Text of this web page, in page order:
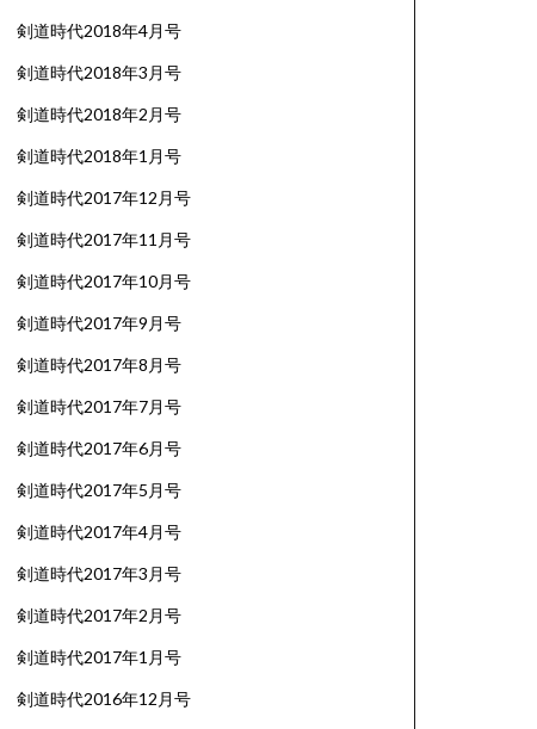
剣道時代2018年4月号
剣道時代2018年3月号
剣道時代2018年2月号
剣道時代2018年1月号
剣道時代2017年12月号
剣道時代2017年11月号
剣道時代2017年10月号
剣道時代2017年9月号
剣道時代2017年8月号
剣道時代2017年7月号
剣道時代2017年6月号
剣道時代2017年5月号
剣道時代2017年4月号
剣道時代2017年3月号
剣道時代2017年2月号
剣道時代2017年1月号
剣道時代2016年12月号